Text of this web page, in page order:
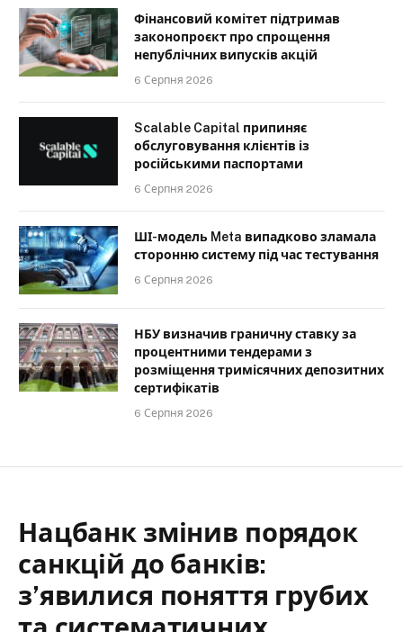
Фінансовий комітет підтримав
законопроєкт про спрощення
непублічних випусків акцій
6 Серпня 2026
Scalable Capital припиняє
обслуговування клієнтів із
російськими паспортами
6 Серпня 2026
ШІ-модель Meta випадково зламала
сторонню систему під час тестування
6 Серпня 2026
НБУ визначив граничну ставку за
процентними тендерами з
розміщення тримісячних депозитних
сертифікатів
6 Серпня 2026
Нацбанк змінив порядок
санкцій до банків:
з’явилися поняття грубих